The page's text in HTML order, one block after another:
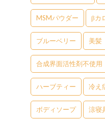
MSMパウダー βカ
ブルーベリー 美髪
合成界面活性剤不使用
ハーブティー 冷え
ボディソープ 涼寝